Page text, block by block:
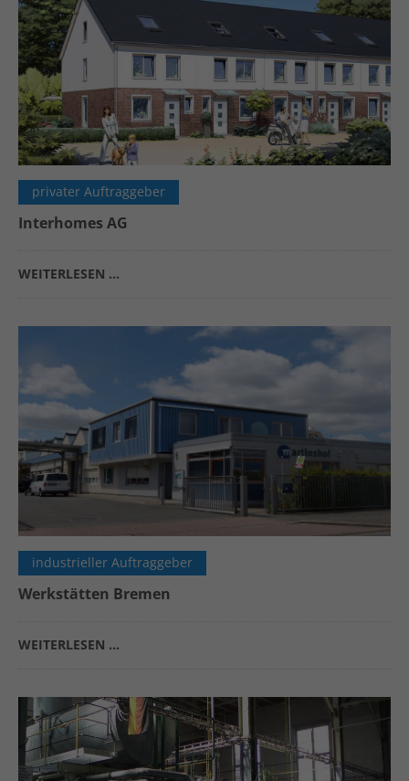
privater Auftraggeber
Interhomes AG
WEITERLESEN …
industrieller Auftraggeber
Werkstätten Bremen
WEITERLESEN …